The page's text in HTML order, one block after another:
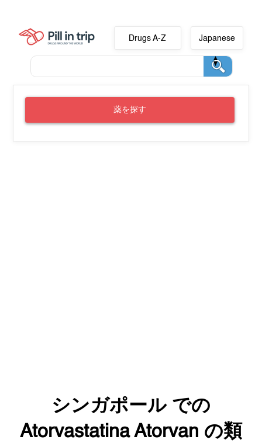
Drugs A-Z Japanese
薬を探す
シンガポールでの
Atorvastatina Atorvan の類